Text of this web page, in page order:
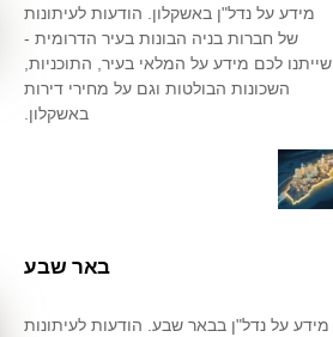
מידע על נדל"ן באשקלון. הודעות לעיתונות
של חברות בניה הבונות בעיר הדרומית -
שייתנו לכם מידע על המלאי בעיר, התוכניות,
השכונות הבולטות וגם על מחירי דירות
באשקלון.
באר שבע
מידע על נדל"ן בבאר שבע. הודעות לעיתונות